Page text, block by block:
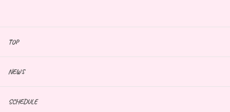
TOP
NEWS
SCHEDULE